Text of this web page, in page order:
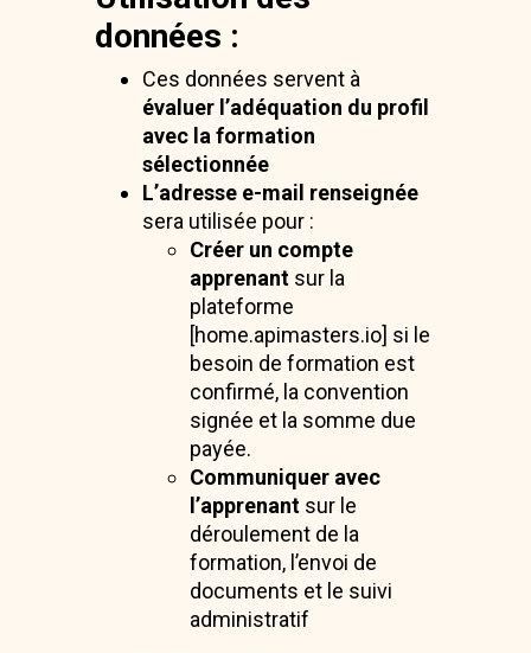
données :
Ces données servent à
évaluer l’adéquation du profil
avec la formation
sélectionnée
L’adresse e-mail renseignée
sera utilisée pour :
Créer un compte
apprenant sur la
plateforme
[home.apimasters.io] si le
besoin de formation est
confirmé, la convention
signée et la somme due
payée.
Communiquer avec
l’apprenant sur le
déroulement de la
formation, l’envoi de
documents et le suivi
administratif